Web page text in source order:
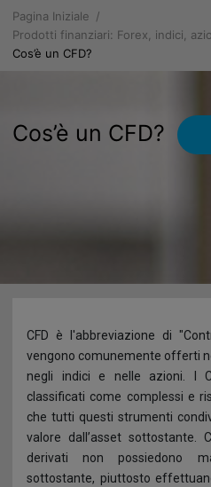
Chi Siamo
Regolamentazioni
Licenze, Etica Aziendale &
Promotori Finanziari
Servizio Clienti
Leva per account professionali
Scheda prodotto e costi
Scheda prodotto e costi prima
Cos’è un CFD?
CFD su Derivati Sintetici
Documenti contenenti
Autochartist
Grafici
Servizio per ricevere SMS sul
La storia del Forex
Glossario Forex
Alimentazione del Conto
Depositi
Prelievi
Pagina Iniziale
Prodotti finanziari: Forex, indici,
Cos’è un CFD?
Cos’è un CFD?
CFD è l'abbreviazione di
vengono comunemente offerti
negli indici e nelle azioni. I
classificati come complessi e
che tutti questi strumenti
valore dall’asset sottostante.
derivati non possiedono
sottostante, piuttosto